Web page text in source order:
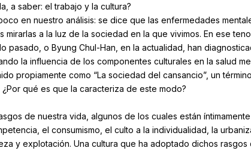
a saber: el trabajo y la cultura?
en nuestro análisis: se dice que las enfermedades
mirarlas a la luz de la sociedad en la que vivimos. En ese
pasado, o Byung Chul-Han, en la actualidad, han
la influencia de los componentes culturales en la salud
propiamente como “La sociedad del cansancio”, un
qué es que la caracteriza de este modo?
de nuestra vida, algunos de los cuales están
el consumismo, el culto a la individualidad, la
y explotación. Una cultura que ha adoptado dichos rasgos